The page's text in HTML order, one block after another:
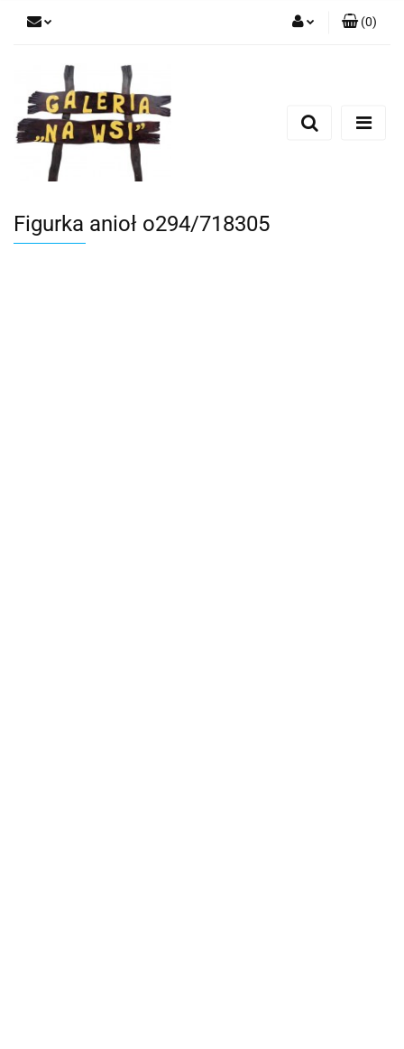
Dodaj zgłoszenie
(0)
Figurka anioł o294/718305